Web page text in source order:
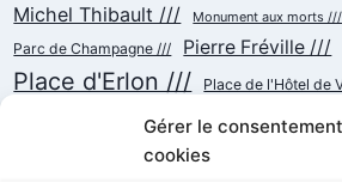
Gérer le
cookies
Michel Thibault /// Monument aux morts ///
Parc de Champagne /// Pierre Fréville ///
Place d'Erlon /// Place de l'Hôtel de
Place de la République /// Place du Cardinal Luçon
Place du Forum/des Marchés ///